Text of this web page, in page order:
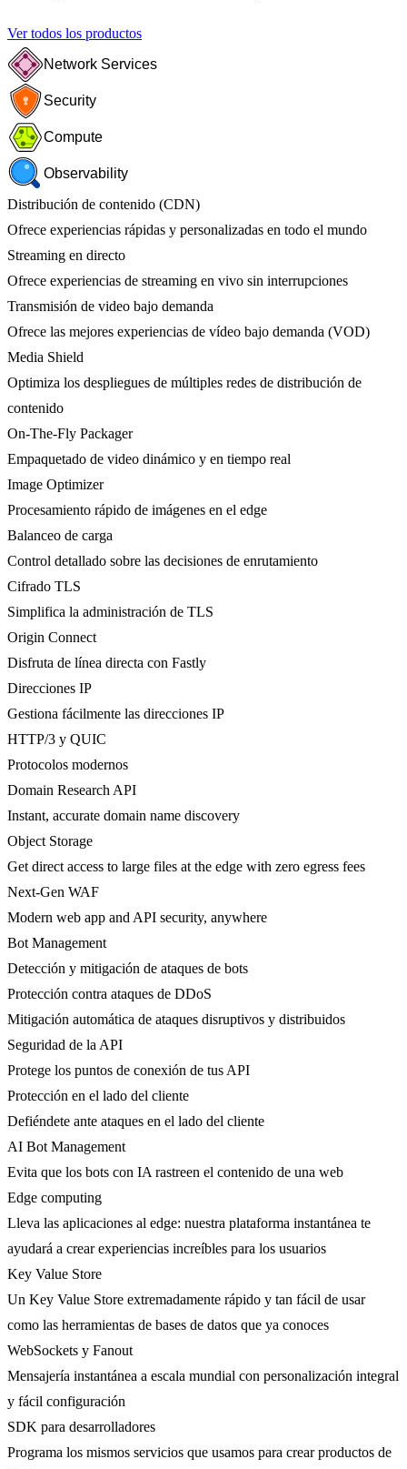
Ver todos los productos
Network Services
Security
Compute
Observability
Distribución de contenido (CDN)
Ofrece experiencias rápidas y personalizadas en todo el mundo
Streaming en directo
Ofrece experiencias de streaming en vivo sin interrupciones
Transmisión de video bajo demanda
Ofrece las mejores experiencias de vídeo bajo demanda (VOD)
Media Shield
Optimiza los despliegues de múltiples redes de distribución de
contenido
On-The-Fly Packager
Empaquetado de video dinámico y en tiempo real
Image Optimizer
Procesamiento rápido de imágenes en el edge
Balanceo de carga
Control detallado sobre las decisiones de enrutamiento
Cifrado TLS
Simplifica la administración de TLS
Origin Connect
Disfruta de línea directa con Fastly
Direcciones IP
Gestiona fácilmente las direcciones IP
HTTP/3 y QUIC
Protocolos modernos
Domain Research API
Instant, accurate domain name discovery
Object Storage
Get direct access to large files at the edge with zero egress fees
Next-Gen WAF
Modern web app and API security, anywhere
Bot Management
Detección y mitigación de ataques de bots
Protección contra ataques de DDoS
Mitigación automática de ataques disruptivos y distribuidos
Seguridad de la API
Protege los puntos de conexión de tus API
Protección en el lado del cliente
Defiéndete ante ataques en el lado del cliente
AI Bot Management
Evita que los bots con IA rastreen el contenido de una web
Edge computing
Lleva las aplicaciones al edge: nuestra plataforma instantánea te
ayudará a crear experiencias increíbles para los usuarios
Key Value Store
Un Key Value Store extremadamente rápido y tan fácil de usar
como las herramientas de bases de datos que ya conoces
WebSockets y Fanout
Mensajería instantánea a escala mundial con personalización integral
y fácil configuración
SDK para desarrolladores
Programa los mismos servicios que usamos para crear productos de